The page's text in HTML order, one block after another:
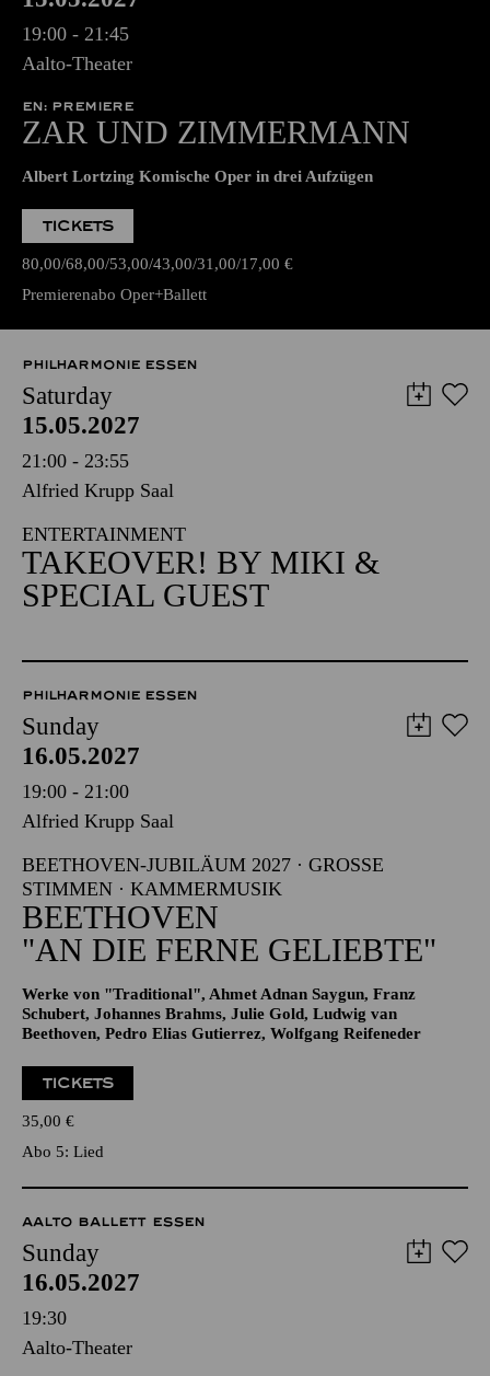
19:00 - 21:45
Aalto-Theater
EN: PREMIERE
ZAR UND ZIMMERMANN
Albert Lortzing Komische Oper in drei Aufzügen
TICKETS
80,00 68,00 53,00 43,00 31,00 17,00 €
Premierenabo Oper+Ballett
PHILHARMONIE ESSEN
Saturday
15.05.2027
21:00 - 23:55
Alfried Krupp Saal
ENTERTAINMENT
TAKEOVER! BY MIKI &
SPECIAL GUEST
PHILHARMONIE ESSEN
Sunday
16.05.2027
19:00 - 21:00
Alfried Krupp Saal
BEETHOVEN-JUBILÄUM 2027 · GROSSE S
TIMMEN · KAMMERMUSIK
BEETHOVEN
"AN DIE FERNE GELIEBTE"
Werke von "Traditional", Ahmet Adnan Saygun, Franz
Schubert, Johannes Brahms, Julie Gold, Ludwig van
Beethoven, Pedro Elias Gutierrez, Wolfgang Reifeneder
TICKETS
35,00 €
Abo 5: Lied
AALTO BALLETT ESSEN
Sunday
16.05.2027
19:30
Aalto-Theater